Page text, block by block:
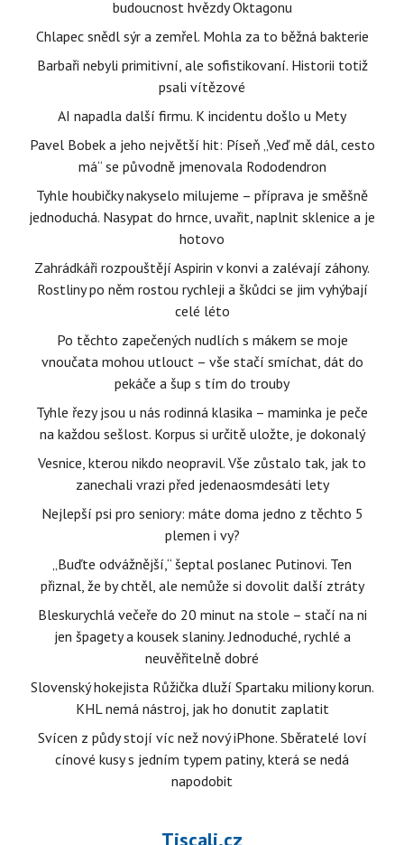
budoucnost hvězdy Oktagonu
Chlapec snědl sýr a zemřel. Mohla za to běžná bakterie
Barbaři nebyli primitivní, ale sofistikovaní. Historii totiž
psali vítězové
AI napadla další firmu. K incidentu došlo u Mety
Pavel Bobek a jeho největší hit: Píseň „Veď mě dál, cesto
má“ se původně jmenovala Rododendron
Tyhle houbičky nakyselo milujeme – příprava je směšně
jednoduchá. Nasypat do hrnce, uvařit, naplnit sklenice a je
hotovo
Zahrádkáři rozpouštějí Aspirin v konvi a zalévají záhony.
Rostliny po něm rostou rychleji a škůdci se jim vyhýbají
celé léto
Po těchto zapečených nudlích s mákem se moje
vnoučata mohou utlouct – vše stačí smíchat, dát do
pekáče a šup s tím do trouby
Tyhle řezy jsou u nás rodinná klasika – maminka je peče
na každou sešlost. Korpus si určitě uložte, je dokonalý
Vesnice, kterou nikdo neopravil. Vše zůstalo tak, jak to
zanechali vrazi před jedenaosmdesáti lety
Nejlepší psi pro seniory: máte doma jedno z těchto 5
plemen i vy?
„Buďte odvážnější,“ šeptal poslanec Putinovi. Ten
přiznal, že by chtěl, ale nemůže si dovolit další ztráty
Bleskurychlá večeře do 20 minut na stole – stačí na ni
jen špagety a kousek slaniny. Jednoduché, rychlé a
neuvěřitelně dobré
Slovenský hokejista Růžička dluží Spartaku miliony korun.
KHL nemá nástroj, jak ho donutit zaplatit
Svícen z půdy stojí víc než nový iPhone. Sběratelé loví
cínové kusy s jedním typem patiny, která se nedá
napodobit
Tiscali.cz